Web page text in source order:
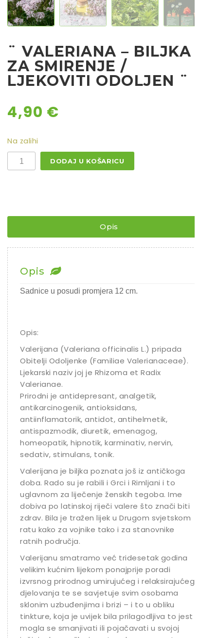
Chili
Ostalo sjeme
¨ VALERIANA – BILJKA
ZA SMIRENJE /
LJEKOVITI ODOLJEN ¨
4,90 €
Na zalihi
¨
VALERIANA
-
LJEKOVITI
DODAJ U KOŠARICU
Opis
Opis
Sadnice u posudi promjera 12 cm.
Opis:
Valerijana (Valeriana officinalis L.) pripada
Obitelji Odoljenke (Familiae Valerianaceae).
Ljekarski naziv joj je Rhizoma et Radix
Valerianae.
Prirodni je antidepresant, analgetik,
antikarcinogenik, antioksidans,
antiinflamatorik, antidot, antihelmetik,
antispazmodik, diuretik, emenagog,
homeopatik, hipnotik, karminativ, nervin,
sedativ, stimulans, tonik.
Valerijana je biljka poznata još iz antičkoga
doba. Rado su je rabili i Grci i Rimljani i to
uglavnom za liječenje ženskih tegoba. Ime
dobiva po latinskoj riječi valere što znači biti
zdrav. Bila je tražen lijek u Drugom svjetskom
ratu kako za vojnike tako i za stanovnike
ratnih područja.
Valerijanu smatramo već tridesetak godina
velikim kućnim lijekom ponajprije poradi
izvrsnog prirodnog umirujućeg i relaksirajućeg
djelovanja te se savjetuje svim osobama
sklonim uzbuđenjima i brizi – i to u obliku
tinkture, koja je uvijek bila prilagodljiva to jest
mogla se smanjivati ili pojačavati u svojoj